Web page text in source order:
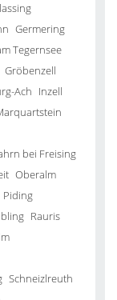
Germering
Tegernsee
Gröbenzell
Ach Inzell
bei Freising
Oberalm
Piding
Rauris
Schneizlreuth